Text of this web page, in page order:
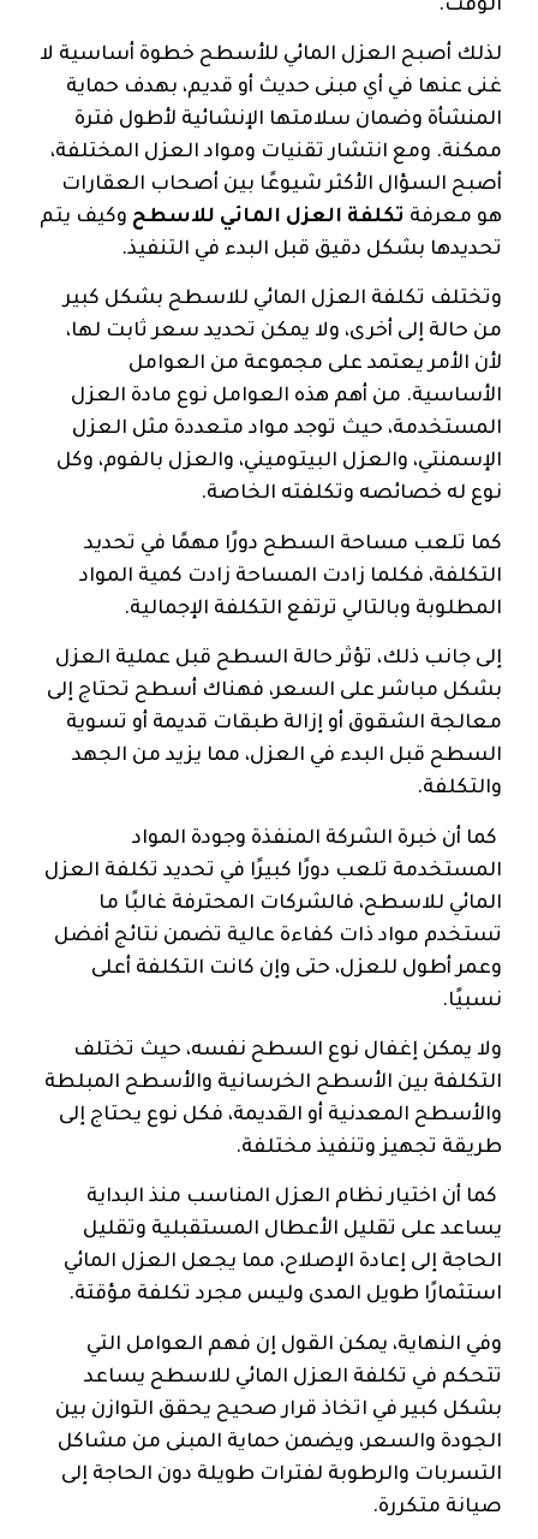
الوقت.
لذلك أصبح العزل المائي للأسطح خطوة أساسية لا
غنى عنها في أي مبنى حديث أو قديم، بهدف حماية
المنشأة وضمان سلامتها الإنشائية لأطول فترة
ممكنة. ومع انتشار تقنيات ومواد العزل المختلفة،
أصبح السؤال الأكثر شيوعًا بين أصحاب العقارات
هو معرفة تكلفة العزل المائي للاسطح وكيف يتم
تحديدها بشكل دقيق قبل البدء في التنفيذ.
وتختلف تكلفة العزل المائي للاسطح بشكل كبير
من حالة إلى أخرى، ولا يمكن تحديد سعر ثابت لها،
لأن الأمر يعتمد على مجموعة من العوامل
الأساسية. من أهم هذه العوامل نوع مادة العزل
المستخدمة، حيث توجد مواد متعددة مثل العزل
الإسمنتي، والعزل البيتوميني، والعزل بالفوم، وكل
نوع له خصائصه وتكلفته الخاصة.
كما تلعب مساحة السطح دورًا مهمًا في تحديد
التكلفة، فكلما زادت المساحة زادت كمية المواد
المطلوبة وبالتالي ترتفع التكلفة الإجمالية.
إلى جانب ذلك، تؤثر حالة السطح قبل عملية العزل
بشكل مباشر على السعر، فهناك أسطح تحتاج إلى
معالجة الشقوق أو إزالة طبقات قديمة أو تسوية
السطح قبل البدء في العزل، مما يزيد من الجهد
والتكلفة.
كما أن خبرة الشركة المنفذة وجودة المواد
المستخدمة تلعب دورًا كبيرًا في تحديد تكلفة العزل
المائي للاسطح، فالشركات المحترفة غالبًا ما
تستخدم مواد ذات كفاءة عالية تضمن نتائج أفضل
وعمر أطول للعزل، حتى وإن كانت التكلفة أعلى
نسبيًا.
ولا يمكن إغفال نوع السطح نفسه، حيث تختلف
التكلفة بين الأسطح الخرسانية والأسطح المبلطة
والأسطح المعدنية أو القديمة، فكل نوع يحتاج إلى
طريقة تجهيز وتنفيذ مختلفة.
كما أن اختيار نظام العزل المناسب منذ البداية
يساعد على تقليل الأعطال المستقبلية وتقليل
الحاجة إلى إعادة الإصلاح، مما يجعل العزل المائي
استثمارًا طويل المدى وليس مجرد تكلفة مؤقتة.
وفي النهاية، يمكن القول إن فهم العوامل التي
تتحكم في تكلفة العزل المائي للاسطح يساعد
بشكل كبير في اتخاذ قرار صحيح يحقق التوازن بين
الجودة والسعر، ويضمن حماية المبنى من مشاكل
التسربات والرطوبة لفترات طويلة دون الحاجة إلى
صيانة متكررة.